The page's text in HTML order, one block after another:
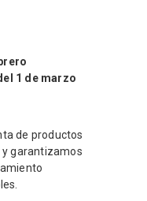
1 de marzo
de productos
garantizamos